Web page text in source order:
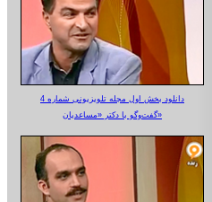
دانلود بخش اول مجله تلویزیونی شماره 4
گفت‌وگو با دکتر «مساعدیان»